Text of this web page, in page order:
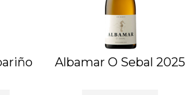
Albamar O Sebal 2025